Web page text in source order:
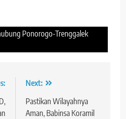
Ponorogo-Trenggalek
Next:
Pastikan Wilayahnya
Aman, Babinsa Koramil